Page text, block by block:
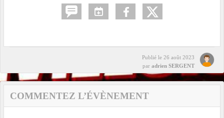
Publié le 26 août 2023
par adrien SERGENT
COMMENTEZ L’ÉVÈNEMENT